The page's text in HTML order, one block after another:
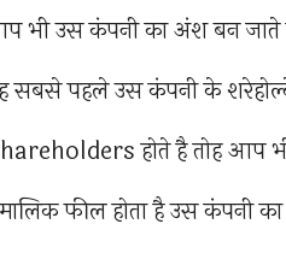
भी उस कंपनी का अंश बन
सबसे पहले उस कंपनी के
होते है तोह आप
फील होता है उस कंपनी